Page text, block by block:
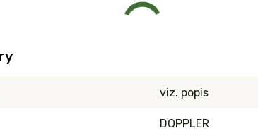
viz. popis
DOPPLER